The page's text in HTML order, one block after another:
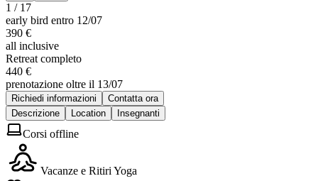
1 / 17
early bird entro 12/07
390 €
all inclusive
Retreat completo
440 €
prenotazione oltre il 13/07
Richiedi informazioni
Contatta ora
Descrizione
Location Insegnanti
Corsi offline
Vacanze e Ritiri Yoga